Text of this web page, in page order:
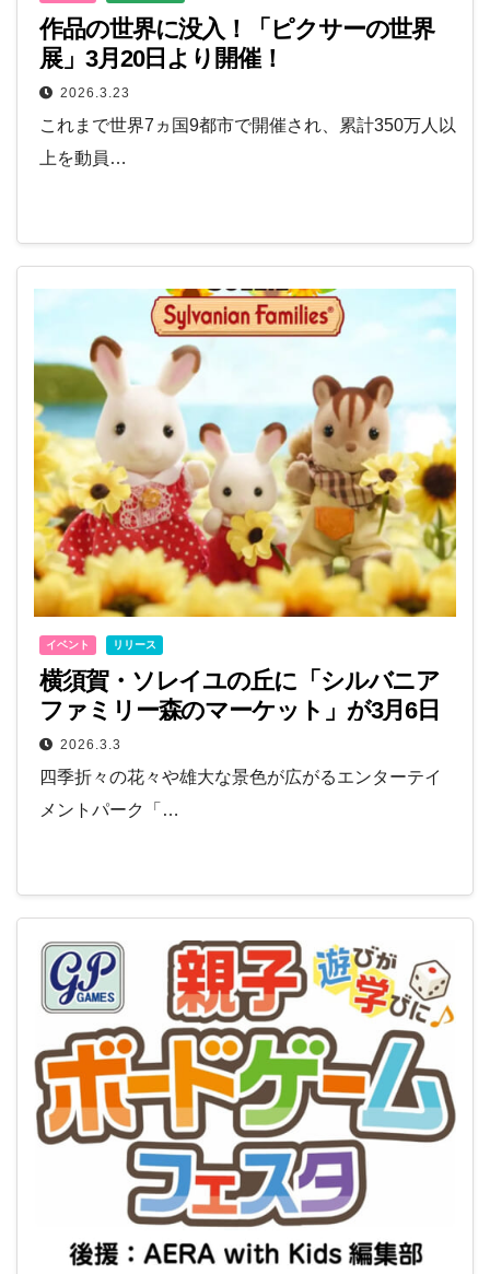
作品の世界に没入！「ピクサーの世界
展」3月20日より開催！
2026.3.23
これまで世界7ヵ国9都市で開催され、累計350万人以
上を動員…
イベント リリース
横須賀・ソレイユの丘に「シルバニア
ファミリー森のマーケット」が3月6日
オープン！
2026.3.3
四季折々の花々や雄大な景色が広がるエンターテイ
メントパーク「…